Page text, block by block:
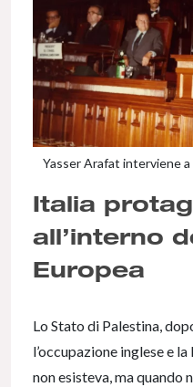
Yasser Arafat interviene
Italia
all’interno
Europea
Lo Stato di Palestina,
l’occupazione inglese e
non esisteva, ma quando